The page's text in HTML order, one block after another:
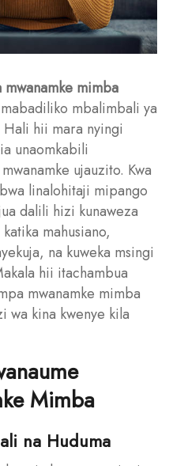
mimba
mbalimbali ya
hii mara nyingi
unaomkabili
ujauzito. Kwa
linalohitaji mipango
dalili hizi kunaweza
mahusiano,
na kuweka msingi
hii itachambua
mwanamke mimba
wa kina kwenye kila
Mimba
na Huduma